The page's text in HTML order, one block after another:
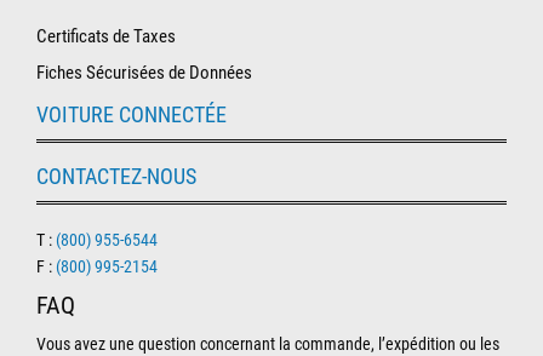
Certificats de Taxes
Fiches Sécurisées de Données
VOITURE CONNECTÉE
CONTACTEZ-NOUS
T : (800) 955-6544
F : (800) 995-2154
FAQ
Vous avez une question concernant la commande, l’expédition ou les